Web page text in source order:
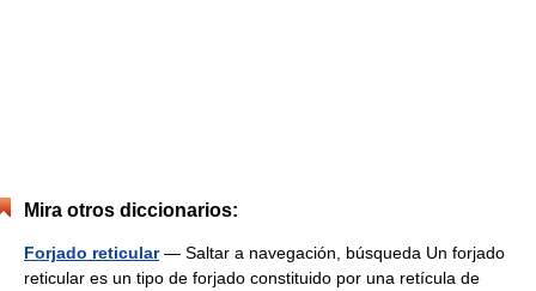
Mira otros diccionarios:
Forjado reticular— Saltar a navegación, búsqueda Un forjado
reticular es un tipo de forjado constituido por una retícula de